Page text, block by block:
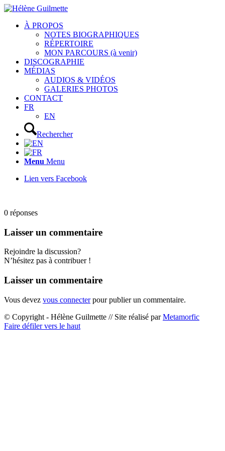
À PROPOS
NOTES BIOGRAPHIQUES
RÉPERTOIRE
MON PARCOURS (à venir)
DISCOGRAPHIE
MÉDIAS
AUDIOS & VIDÉOS
GALERIES PHOTOS
CONTACT
FR
EN
Rechercher
Menu Menu
Lien vers Facebook
0 réponses
Laisser un commentaire
Rejoindre la discussion?
N’hésitez pas à contribuer !
Laisser un commentaire
Vous devez vous connecterpour publier un commentaire.
© Copyright - Hélène Guilmette // Site réalisé parMetamorfic
Faire défiler vers le haut